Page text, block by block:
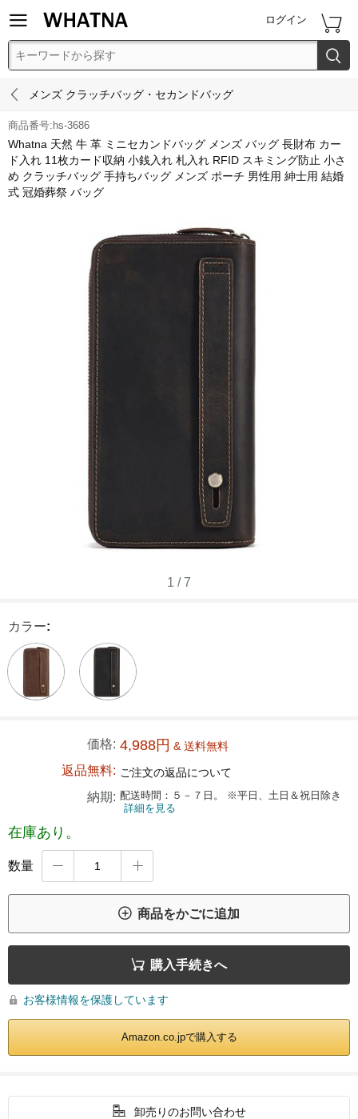
 ログイン 

 メンズ クラッチバッグ・セカンドバッグ
商品番号:hs-3686
Whatna 天然 牛 革 ミニセカンドバッグ メンズ バッグ 長財布 カー
ド入れ 11枚カード収納 小銭入れ 札入れ RFID スキミング防止 小さ
め クラッチバッグ 手持ちバッグ メンズ ポーチ 男性用 紳士用 結婚
式 冠婚葬祭 バッグ
1 /7
カラー:
価格: 4,988円 & 送料無料
返品無料: ご注文の返品について
納期: 配送時間：５－７日。 ※平日、土日＆祝日除き
詳細を見る
在庫あり。
数量  
 商品をかごに追加
 購入手続きへ
 お客様情報を保護しています
Amazon.co.jpで購入する
 卸売りのお問い合わせ